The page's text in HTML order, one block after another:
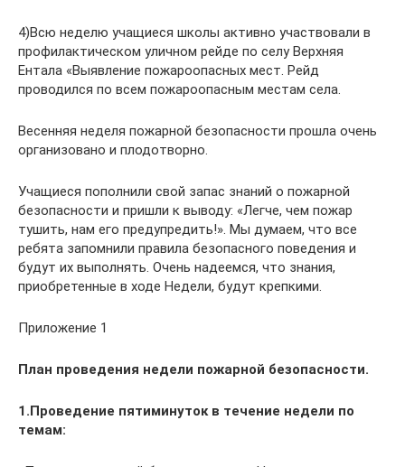
4)Всю неделю учащиеся школы активно участвовали в
профилактическом уличном рейде по селу Верхняя
Ентала «Выявление пожароопасных мест. Рейд
проводился по всем пожароопасным местам села.
Весенняя неделя пожарной безопасности прошла очень
организовано и плодотворно.
Учащиеся пополнили свой запас знаний о пожарной
безопасности и пришли к выводу: «Легче, чем пожар
тушить, нам его предупредить!». Мы думаем, что все
ребята запомнили правила безопасного поведения и
будут их выполнять. Очень надеемся, что знания,
приобретенные в ходе Недели, будут крепкими.
Приложение 1
План проведения недели пожарной безопасности.
1.Проведение пятиминуток в течение недели по
темам: